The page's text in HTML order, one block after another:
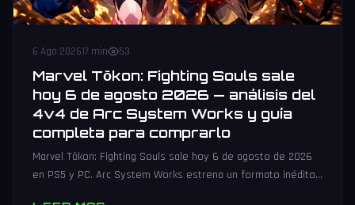
6 Ago 202617 min 53
Marvel Tōkon: Fighting Souls sale
hoy 6 de agosto 2026 — análisis del
4v4 de Arc System Works y guía
completa para comprarlo
Marvel Tōkon: Fighting Souls sale hoy 6 de agosto de 2026
en PS5 y PC. Arc System Works estrena un formato inédito